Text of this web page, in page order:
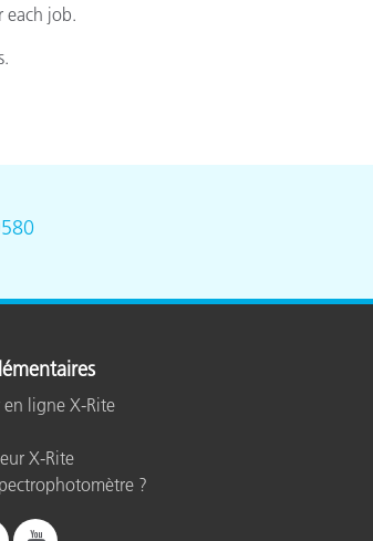
each job.
ligne X-Rite
X-Rite
?